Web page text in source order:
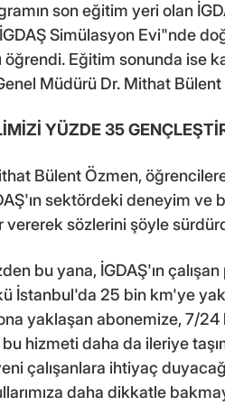
son eğitim yeri olan
Simülasyon Evi"nde
öğrendi. Eğitim sonunda ise
Müdürü Dr. Mithat
YÜZDE 35
Bülent Özmen,
sektördeki deneyim ve
vererek sözlerini şöyle
bu yana, İGDAŞ'ın
İstanbul'da 25 bin km'ye
yaklaşan abonemize, 7/
hizmeti daha da ileriye
çalışanlara ihtiyaç
daha dikkatle